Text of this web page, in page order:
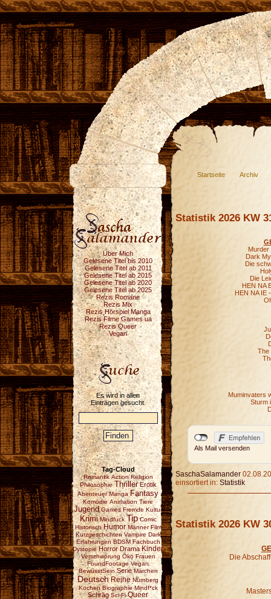
Startseite Archiv
Über Mich
Gelesene Titel bis 2010
Gelesene Titel ab 2011
Gelesene Titel ab 2015
Gelesene Titel ab 2020
Gelesene Titel ab 2025
Rezis Romane
Rezis Mix
Rezis Hörspiel Manga
Rezis Filme Games ua
Rezis Queer
Vegan
Es wird in allen
Einträgen gesucht.
Tag-Cloud
Romantik Action Religion
Philosophie Thriller Erotik
Abenteuer Manga Fantasy
Komödie Animation Tiere
Jugend Games Fremde Kultur
Krimi Mindfuck Tip Comic
Historisch Humor Männer Film
Kurzgeschichten Vampire Dark
Erfahrungen BDSM Fachbuch
Dystopie Horror Drama Kinder
Verschwörung Öko Frauen
FoundFootage Vegan
BewusstSein Serie Märchen
Deutsch Reihe Nürnberg
Kochen Biographie Mindf*ck
Schräg Sci-Fi Queer
Statistik 2026 KW
Murder
Dark
Die
Die
HEN NA
HEN NA IE
The
Muminvaters
Sturm
Als Mail versenden
SaschaSalamander
einsortiert in: Statistik
Statistik 2026 KW
Die